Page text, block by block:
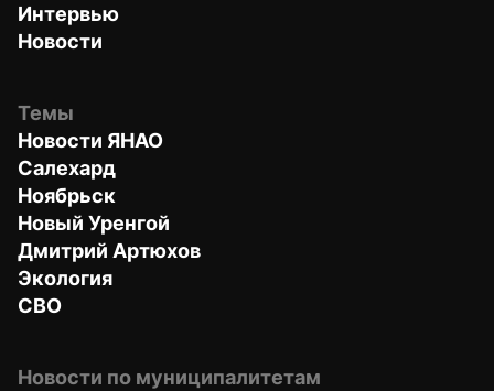
Интервью
Новости
Темы
Новости ЯНАО
Салехард
Ноябрьск
Новый Уренгой
Дмитрий Артюхов
Экология
СВО
Новости по муниципалитетам